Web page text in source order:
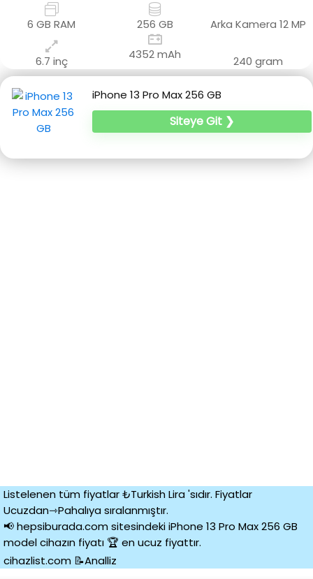
6 GB RAM 256 GB Arka Kamera12 MP
6.7 inç 4352 mAh 240 gram
iPhone 13 Pro Max 256 GB
Siteye Git ❯
Listelenen tüm fiyatlar ₺Turkish Lira 'sıdır. Fiyatlar
Ucuzdan⇾Pahalıya sıralanmıştır.
📢 hepsiburada.com sitesindeki iPhone 13 Pro Max 256 GB
model cihazın fiyatı 🏆 en ucuz fiyattır.
cihazlist.com 📝Analliz